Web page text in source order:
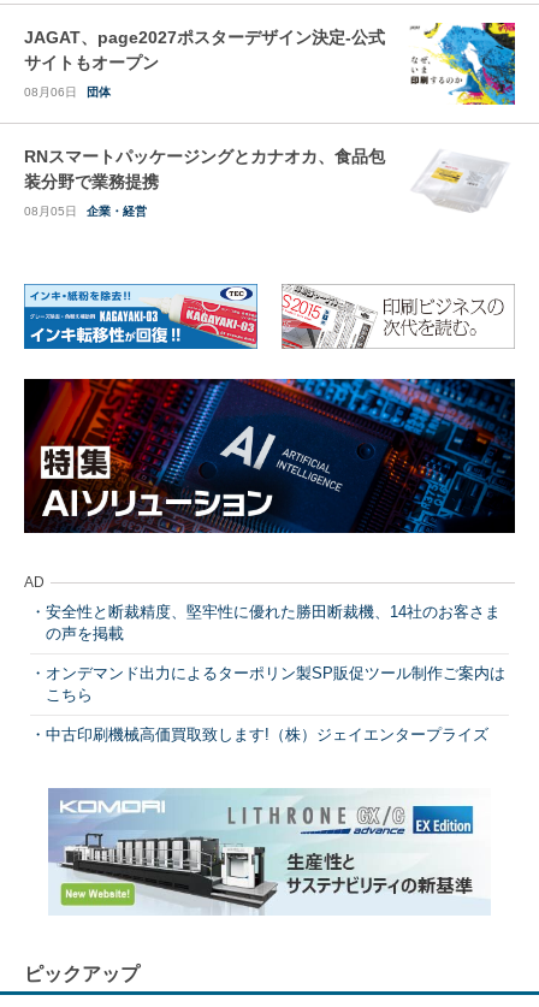
JAGAT、page2027ポスターデザイン決定-公式
サイトもオープン
08月06日 団体
RNスマートパッケージングとカナオカ、食品包
装分野で業務提携
08月05日 企業・経営
AD
安全性と断裁精度、堅牢性に優れた勝田断裁機、14社のお客さま
の声を掲載
オンデマンド出力によるターポリン製SP販促ツール制作ご案内は
こちら
中古印刷機械高価買取致します!（株）ジェイエンタープライズ
ピックアップ